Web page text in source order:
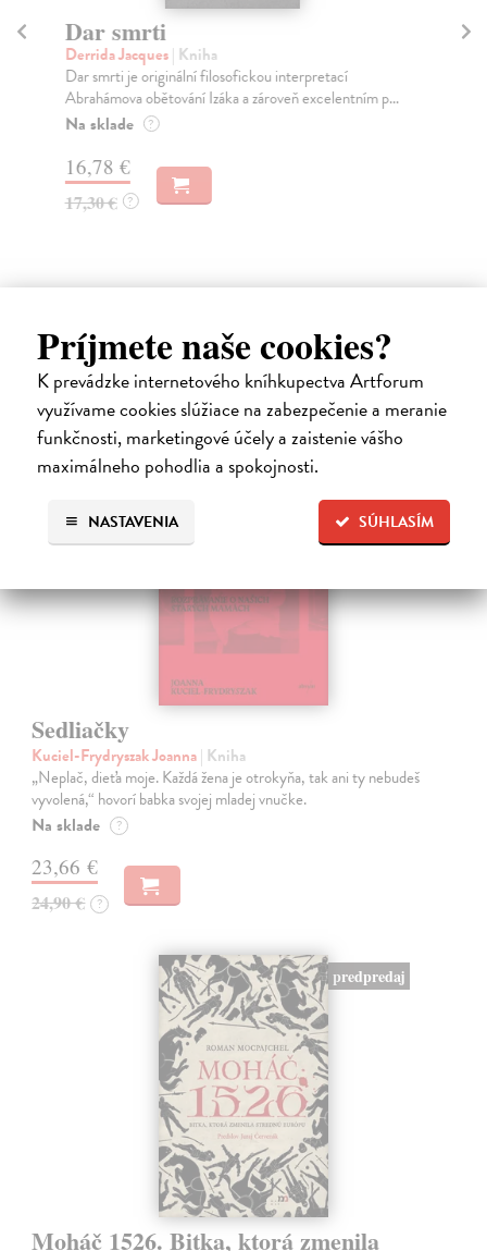
Príjmete naše cookies?
K prevádzke internetového kníhkupectva Artforum
využívame cookies slúžiace na zabezpečenie a meranie
funkčnosti, marketingové účely a zaistenie vášho
maximálneho pohodlia a spokojnosti.
SÚHLASÍM
NASTAVENIA
Dar smrti
Derrida Jacques| Kniha
Dar smrti je originální filosofickou interpretací
Abrahámova obětování Izáka a zároveň excelentním p...
Na sklade ?
16,78 €
17,30 € ?
Ďalšie z kategórie európske
dejiny
Sedliačky
Kuciel-Frydryszak Joanna| Kniha
„Neplač, dieťa moje. Každá žena je otrokyňa, tak ani ty nebudeš
vyvolená,“ hovorí babka svojej mladej vnučke.
Na sklade ?
23,66 €
24,90 € ?
predpredaj
Moháč 1526. Bitka, ktorá zmenila